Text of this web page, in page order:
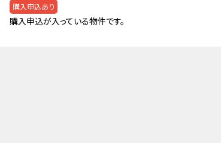
購入申込あり
購入申込が入っている物件です。